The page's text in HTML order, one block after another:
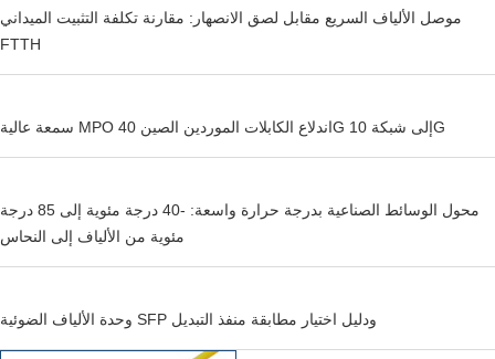
موصل الألياف السريع مقابل لصق الانصهار: مقارنة تكلفة التثبيت الميداني
FTTH
سمعة عالية MPO اندلاع الكابلات الموردين الصين 40G إلى شبكة 10G
محول الوسائط الصناعية بدرجة حرارة واسعة: -40 درجة مئوية إلى 85 درجة
مئوية من الألياف إلى النحاس
وحدة الألياف الضوئية SFP ودليل اختيار مطابقة منفذ التبديل